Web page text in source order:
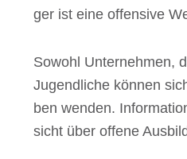
ger ist eine offen­sive
Sowohl Unter­neh­men,
Jugend­li­che können
ben wenden.
sicht über offene